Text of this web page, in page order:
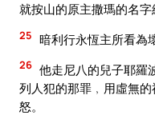
就按山的原主撒瑪的名字
25 暗利行永恆主所看為
26 他走尼八的兒子耶羅
列人犯的那罪﹐用虛無
怒。